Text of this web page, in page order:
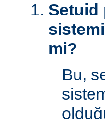
Setuid
mi?
Bu,